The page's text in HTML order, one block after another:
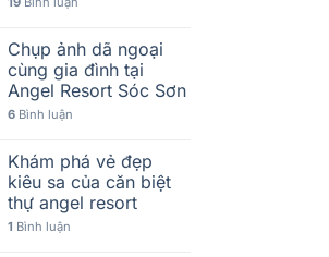
Chụp ảnh dã ngoại
cùng gia đình tại
Angel Resort Sóc Sơn
6Bình luận
Khám phá vẻ đẹp
kiêu sa của căn biệt
thự angel resort
1 Bình luận